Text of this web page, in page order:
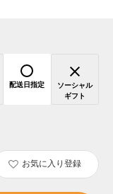
配送日指定
ソーシャル
ギフト
お気に入り登録